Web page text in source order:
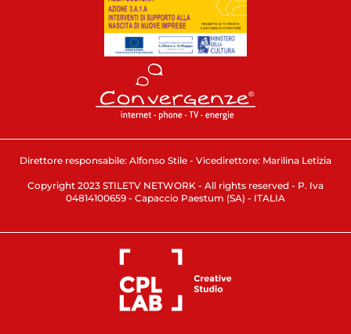
Direttore responsabile: Alfonso Stile - Vicedirettore: Marilina Letizia
Copyright 2023 STILETV NETWORK - All rights reserved - P. Iva
04814100659 - Capaccio Paestum (SA) - ITALIA